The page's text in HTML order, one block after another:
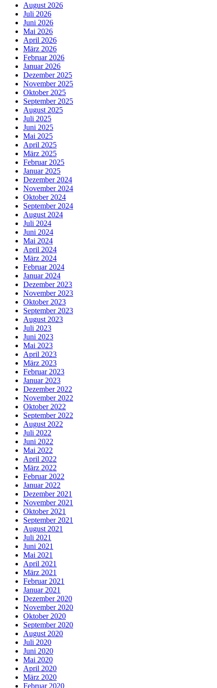
August 2026
Juli 2026
Juni 2026
Mai 2026
April 2026
März 2026
Februar 2026
Januar 2026
Dezember 2025
November 2025
Oktober 2025
September 2025
August 2025
Juli 2025
Juni 2025
Mai 2025
April 2025
März 2025
Februar 2025
Januar 2025
Dezember 2024
November 2024
Oktober 2024
September 2024
August 2024
Juli 2024
Juni 2024
Mai 2024
April 2024
März 2024
Februar 2024
Januar 2024
Dezember 2023
November 2023
Oktober 2023
September 2023
August 2023
Juli 2023
Juni 2023
Mai 2023
April 2023
März 2023
Februar 2023
Januar 2023
Dezember 2022
November 2022
Oktober 2022
September 2022
August 2022
Juli 2022
Juni 2022
Mai 2022
April 2022
März 2022
Februar 2022
Januar 2022
Dezember 2021
November 2021
Oktober 2021
September 2021
August 2021
Juli 2021
Juni 2021
Mai 2021
April 2021
März 2021
Februar 2021
Januar 2021
Dezember 2020
November 2020
Oktober 2020
September 2020
August 2020
Juli 2020
Juni 2020
Mai 2020
April 2020
März 2020
Februar 2020